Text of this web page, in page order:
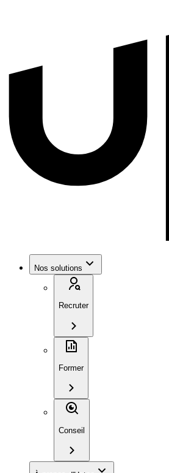
Nos solutions
Recruter
Former
Conseil